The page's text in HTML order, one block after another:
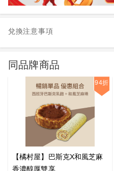
兌換注意事項
同品牌商品
94折
【橘村屋】巴斯克X和風芝麻
香濃醇厚雙享